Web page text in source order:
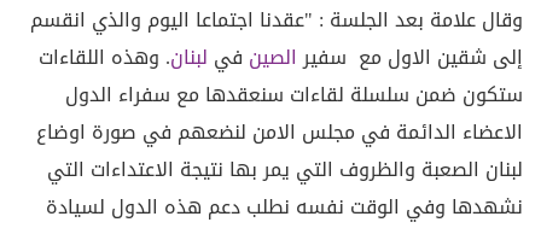
وقال علامة بعد الجلسة : "عقدنا اجتماعا اليوم والذي انقسم
إلى شقين الاول مع سفيرالصين في لبنان. وهذه اللقاءات
ستكون ضمن سلسلة لقاءات سنعقدها مع سفراء الدول
الاعضاء الدائمة في مجلس الامن لنضعهم في صورة اوضاع
لبنان الصعبة والظروف التي يمر بها نتيجة الاعتداءات التي
نشهدها وفي الوقت نفسه نطلب دعم هذه الدول لسيادة